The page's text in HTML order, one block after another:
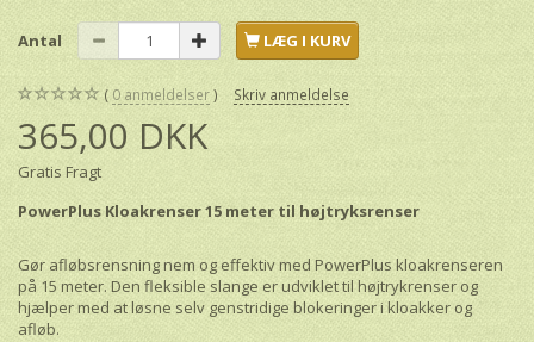
Antal LÆG I KURV
0 anmeldelser Skriv anmeldelse
365,00 DKK
Gratis Fragt
PowerPlus Kloakrenser 15 meter til højtryksrenser
Gør afløbsrensning nem og effektiv med PowerPlus kloakrenseren
på 15 meter. Den fleksible slange er udviklet til højtrykrenser og
hjælper med at løsne selv genstridige blokeringer i kloakker og
afløb.